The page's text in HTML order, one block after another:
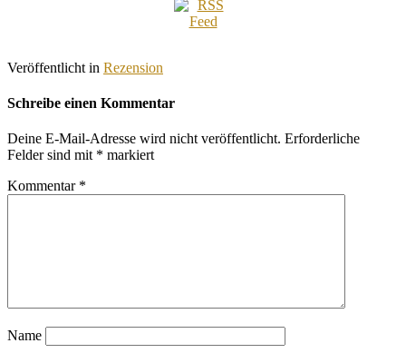
Veröffentlicht in Rezension
Schreibe einen Kommentar
Deine E-Mail-Adresse wird nicht veröffentlicht. Erforderliche
Felder sind mit * markiert
Kommentar *
Name